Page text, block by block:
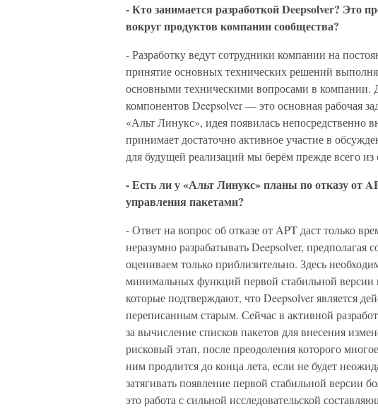
- Кто занимается разработкой Deepsolver? Это
вокруг продуктов компании сообщества?
- Разработку ведут сотрудники компании на
принятие основных технических решений
основными техническими вопросами в компании.
компонентов Deepsolver — это основная рабочая
«Альт Линукс», идея появилась непосредственно
принимает достаточно активное участие в
для будущей реализаций мы берём прежде всего из
- Есть ли у «Альт Линукс» планы по отказу от
управления пакетами?
- Ответ на вопрос об отказе от APT даст только
неразумно разрабатывать Deepsolver,
оцениваем только приблизительно. Здесь
минимальных функций первой стабильной
которые подтверждают, что Deepsolver является
переписанным старым. Сейчас в активной
за вычисление списков пакетов для внесения
рисковый этап, после преодоления которого
ним продлится до конца лета, если не будет
затягивать появление первой стабильной версии
это работа с сильной исследовательской